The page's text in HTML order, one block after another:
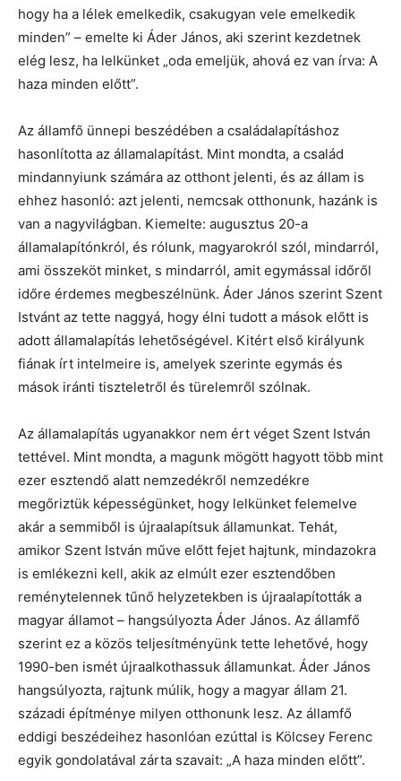
hogy ha a lélek emelkedik, csakugyan vele emelkedik
minden” – emelte ki Áder János, aki szerint kezdetnek
elég lesz, ha lelkünket „oda emeljük, ahová ez van írva: A
haza minden előtt”.
Az államfő ünnepi beszédében a családalapításhoz
hasonlította az államalapítást. Mint mondta, a család
mindannyiunk számára az otthont jelenti, és az állam is
ehhez hasonló: azt jelenti, nemcsak otthonunk, hazánk is
van a nagyvilágban. Kiemelte: augusztus 20-a
államalapítónkról, és rólunk, magyarokról szól, mindarról,
ami összeköt minket, s mindarról, amit egymással időről
időre érdemes megbeszélnünk. Áder János szerint Szent
Istvánt az tette naggyá, hogy élni tudott a mások előtt is
adott államalapítás lehetőségével. Kitért első királyunk
fiának írt intelmeire is, amelyek szerinte egymás és
mások iránti tiszteletről és türelemről szólnak.
Az államalapítás ugyanakkor nem ért véget Szent István
tettével. Mint mondta, a magunk mögött hagyott több mint
ezer esztendő alatt nemzedékről nemzedékre
megőriztük képességünket, hogy lelkünket felemelve
akár a semmiből is újraalapítsuk államunkat. Tehát,
amikor Szent István műve előtt fejet hajtunk, mindazokra
is emlékezni kell, akik az elmúlt ezer esztendőben
reménytelennek tűnő helyzetekben is újraalapították a
magyar államot – hangsúlyozta Áder János. Az államfő
szerint ez a közös teljesítményünk tette lehetővé, hogy
1990-ben ismét újraalkothassuk államunkat. Áder János
hangsúlyozta, rajtunk múlik, hogy a magyar állam 21.
századi építménye milyen otthonunk lesz. Az államfő
eddigi beszédeihez hasonlóan ezúttal is Kölcsey Ferenc
egyik gondolatával zárta szavait: „A haza minden előtt”.